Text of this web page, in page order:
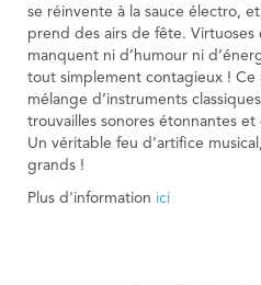
se réinvente à la sauce électro,
prend des airs de fête. Virtuoses
manquent ni d’humour ni
tout simplement contagieux ! Ce
mélange d’instruments
trouvailles sonores étonnantes
Un véritable feu d’artifice
grands !
Plus d'information ici